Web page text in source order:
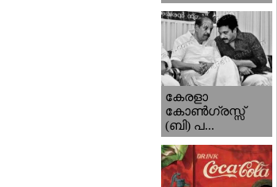
കേരളാ
കോണ്‍ഗ്രസ്സ്
(ബി) പ...